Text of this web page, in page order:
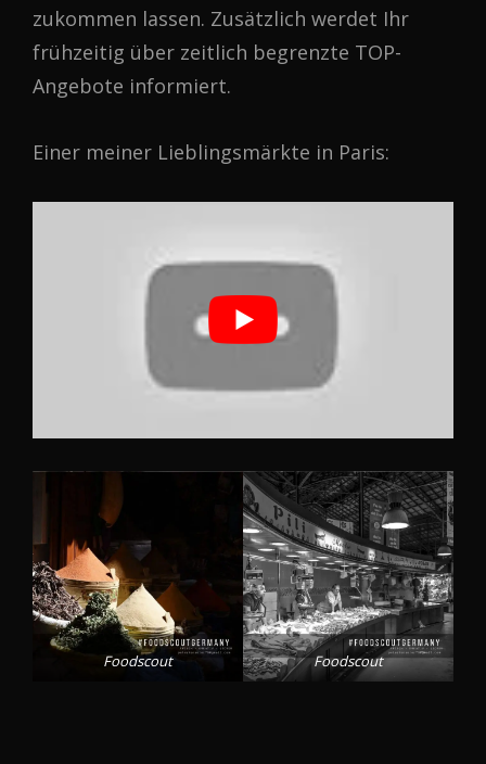
zukommen lassen. Zusätzlich werdet Ihr
frühzeitig über zeitlich begrenzte TOP-
Angebote informiert.
Einer meiner Lieblingsmärkte in Paris:
Foodscout Foodscout